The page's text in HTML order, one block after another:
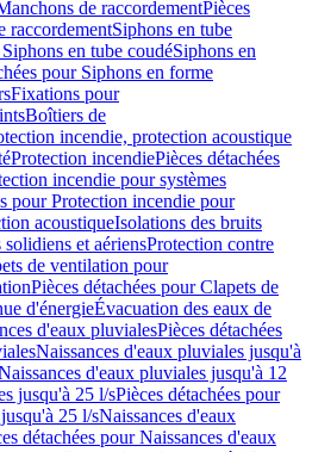
de raccordementPièces
raccordementSiphons en tube
en tube coudéSiphons en
pour Siphons en forme
Fixations pour
Boîtiers de
incendie, protection acoustique
Protection incendiePièces détachées
incendie pour systèmes
pour Protection incendie pour
acoustiqueIsolations des bruits
et aériensProtection contre
de ventilation pour
Pièces détachées pour Clapets de
d'énergieÉvacuation des eaux de
d'eaux pluvialesPièces détachées
Naissances d'eaux pluviales jusqu'à
d'eaux pluviales jusqu'à 12
jusqu'à 25 l/sPièces détachées pour
25 l/sNaissances d'eaux
détachées pour Naissances d'eaux